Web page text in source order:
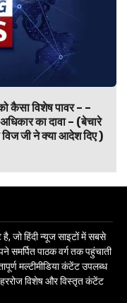
कैसा विशेष पावर – –
का दावा – (बेचारे
विज जी ने क्या आदेश दिए )
जो हिंदी न्यूज साइटों में सबसे
समर्पित पाठक वर्ग तक पहुंचाती
मल्टीमीडिया कंटेंट उपलब्ध
विशेष और विस्तृत कंटेंट